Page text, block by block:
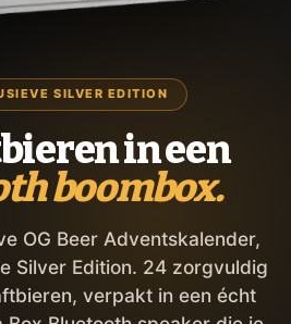
SILVER EDITION
in een
boombox.
OG Beer Adventskalender,
Silver Edition. 24 zorgvuldig
verpakt in een écht